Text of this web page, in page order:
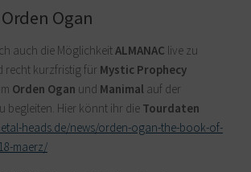
Ogan
auch die MöglichkeitALMANAC live zu
recht kurzfristig für Mystic Prophecy
Orden Ogan und Manimal auf der
begleiten. Hier könnt ihr die Tourdaten
heads.de/news/orden-ogan-the-book-of-
maerz/